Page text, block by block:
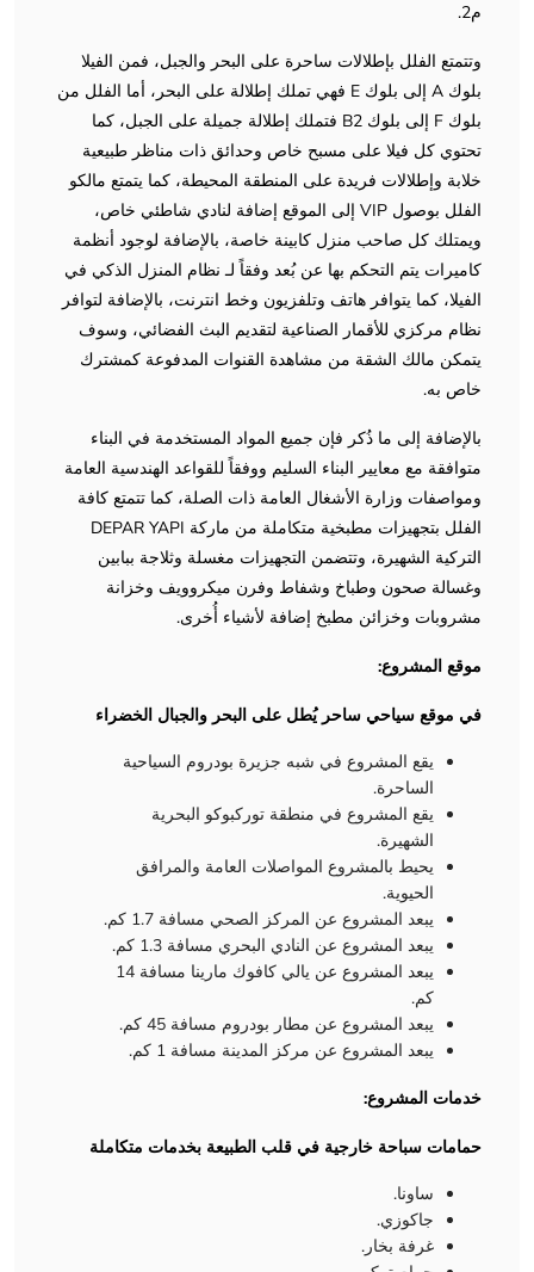
م2.
وتتمتع الفلل بإطلالات ساحرة على البحر والجبل، فمن الفيلا
بلوك A إلى بلوك E فهي تملك إطلالة على البحر، أما الفلل من
بلوك F إلى بلوك B2 فتملك إطلالة جميلة على الجبل، كما
تحتوي كل فيلا على مسبح خاص وحدائق ذات مناظر طبيعية
خلابة وإطلالات فريدة على المنطقة المحيطة، كما يتمتع مالكو
الفلل بوصول VIP إلى الموقع إضافة لنادي شاطئي خاص،
ويمتلك كل صاحب منزل كابينة خاصة، بالإضافة لوجود أنظمة
كاميرات يتم التحكم بها عن بُعد وفقاً لـ نظام المنزل الذكي في
الفيلا، كما يتوافر هاتف وتلفزيون وخط انترنت، بالإضافة لتوافر
نظام مركزي للأقمار الصناعية لتقديم البث الفضائي، وسوف
يتمكن مالك الشقة من مشاهدة القنوات المدفوعة كمشترك
خاص به.
بالإضافة إلى ما ذُكر فإن جميع المواد المستخدمة في البناء
متوافقة مع معايير البناء السليم ووفقاً للقواعد الهندسية العامة
ومواصفات وزارة الأشغال العامة ذات الصلة، كما تتمتع كافة
الفلل بتجهيزات مطبخية متكاملة من ماركة DEPAR YAPI
التركية الشهيرة، وتتضمن التجهيزات مغسلة وثلاجة ببابين
وغسالة صحون وطباخ وشفاط وفرن ميكروويف وخزانة
مشروبات وخزائن مطبخ إضافة لأشياء أُخرى.
موقع المشروع:
في موقع سياحي ساحر يُطل على البحر والجبال الخضراء
يقع المشروع في شبه جزيرة بودروم السياحية
الساحرة.
يقع المشروع في منطقة توركبوكو البحرية
الشهيرة.
يحيط بالمشروع المواصلات العامة والمرافق
الحيوية.
يبعد المشروع عن المركز الصحي مسافة 1.7 كم.
يبعد المشروع عن النادي البحري مسافة 1.3 كم.
يبعد المشروع عن يالي كافوك مارينا مسافة 14
كم.
يبعد المشروع عن مطار بودروم مسافة 45 كم.
يبعد المشروع عن مركز المدينة مسافة 1 كم.
خدمات المشروع:
حمامات سباحة خارجية في قلب الطبيعة بخدمات متكاملة
ساونا.
جاكوزي.
غرفة بخار.